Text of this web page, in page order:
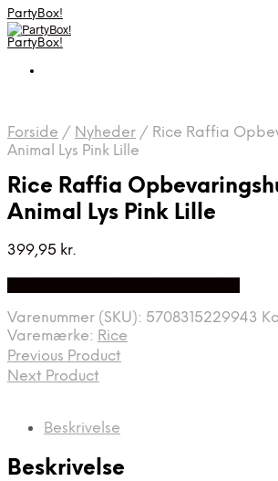
PartyBox!
PartyBox!
Forside / Nyheder / Rice Raffia
Animal Lys Pink Lille
Rice Raffia
Animal Lys Pink Lille
399,95 kr.
Varenummer (SKU): 5708315229943
Varemærke: Rice
Previous Product
Next Product
Beskrivelse
Beskrivelse